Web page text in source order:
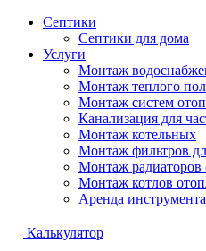
Септики
Септики для дома
Услуги
Монтаж
Монтаж теплого
Монтаж систем
Канализация для
Монтаж котельных
Монтаж фильтров
Монтаж радиаторов
Монтаж котлов
Аренда инструмента
Калькулятор